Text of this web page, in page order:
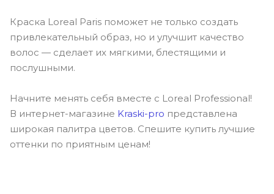
Краска Loreal Paris поможет не только создать
привлекательный образ, но и улучшит качество
волос — сделает их мягкими, блестящими и
послушными.
Начните менять себя вместе с Loreal Professional!
В интернет-магазине Kraski-pro представлена
широкая палитра цветов. Спешите купить лучшие
оттенки по приятным ценам!